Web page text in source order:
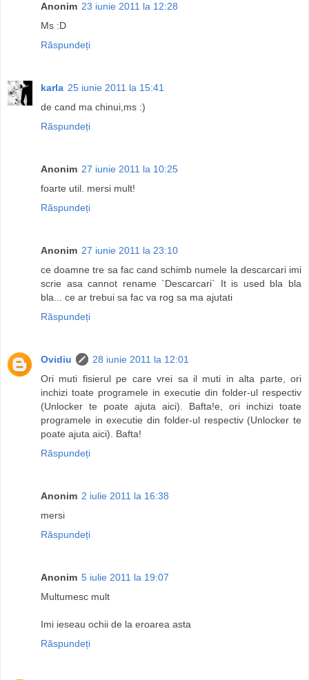
Anonim 23 iunie 2011 la 12:28
Ms :D
Răspundeți
karla 25 iunie 2011 la 15:41
de cand ma chinui,ms :)
Răspundeți
Anonim 27 iunie 2011 la 10:25
foarte util. mersi mult!
Răspundeți
Anonim 27 iunie 2011 la 23:10
ce doamne tre sa fac cand schimb numele la descarcari imi
scrie asa cannot rename `Descarcari` It is used bla bla
bla... ce ar trebui sa fac va rog sa ma ajutati
Răspundeți
Ovidiu
28 iunie 2011 la 12:01
Ori muti fisierul pe care vrei sa il muti in alta parte, ori
inchizi toate programele in executie din folder-ul respectiv
(Unlocker te poate ajuta aici). Bafta!e, ori inchizi toate
programele in executie din folder-ul respectiv (Unlocker te
poate ajuta aici). Bafta!
Răspundeți
Anonim 2 iulie 2011 la 16:38
mersi
Răspundeți
Anonim 5 iulie 2011 la 19:07
Multumesc mult
Imi ieseau ochii de la eroarea asta
Răspundeți